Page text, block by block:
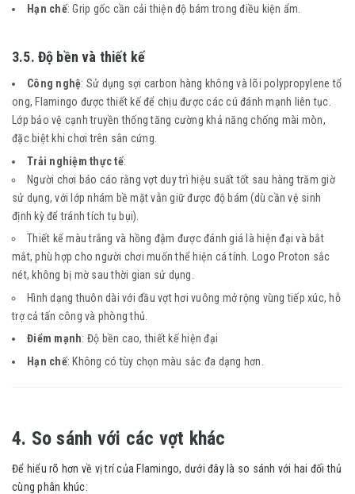
Hạn chế: Grip gốc cần cải thiện độ bám trong điều kiện ẩm.
3.5. Độ bền và thiết kế
Công nghệ: Sử dụng sợi carbon hàng không và lõi polypropylene tổ
ong, Flamingo được thiết kế để chịu được các cú đánh mạnh liên tục.
Lớp bảo vệ cạnh truyền thống tăng cường khả năng chống mài mòn,
đặc biệt khi chơi trên sân cứng.
Trải nghiệm thực tế:
Người chơi báo cáo rằng vợt duy trì hiệu suất tốt sau hàng trăm giờ
sử dụng, với lớp nhám bề mặt vẫn giữ được độ bám (dù cần vệ sinh
định kỳ để tránh tích tụ bụi).
Thiết kế màu trắng và hồng đậm được đánh giá là hiện đại và bắt
mắt, phù hợp cho người chơi muốn thể hiện cá tính. Logo Proton sắc
nét, không bị mờ sau thời gian sử dụng.
Hình dạng thuôn dài với đầu vợt hơi vuông mở rộng vùng tiếp xúc, hỗ
trợ cả tấn công và phòng thủ.
Điểm mạnh: Độ bền cao, thiết kế hiện đại
Hạn chế: Không có tùy chọn màu sắc đa dạng hơn.
4. So sánh với các vợt khác
Để hiểu rõ hơn về vị trí của Flamingo, dưới đây là so sánh với hai đối thủ
cùng phân khúc: